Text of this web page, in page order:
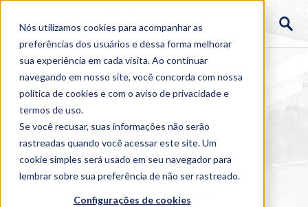
Nós utilizamos cookies para acompanhar as
preferências dos usuários e dessa forma melhorar
sua experiência em cada visita. Ao continuar
navegando em nosso site, você concorda com nossa
política de cookies e com o aviso deprivacidade e
termos de uso.
Se você recusar, suas informações não serão
rastreadas quando você acessar este site. Um
cookie simples será usado em seu navegador para
lembrar sobre sua preferência de não ser rastreado.
Configurações de cookies
Home > Institucional >Acontece
Acontece na Uniube